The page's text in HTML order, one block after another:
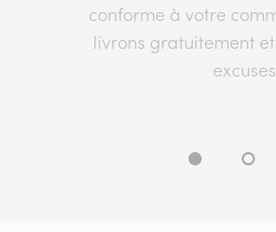
conforme à votre
livrons gratuitement